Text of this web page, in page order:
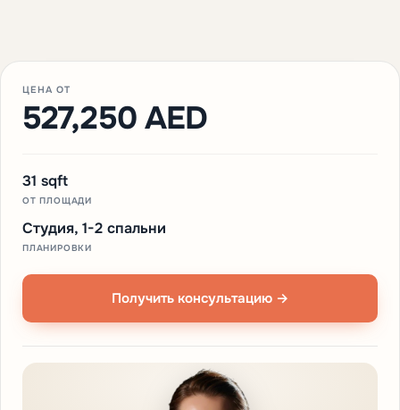
ЦЕНА ОТ
527,250 AED
31 sqft
ОТ ПЛОЩАДИ
Студия, 1-2 спальни
ПЛАНИРОВКИ
Получить консультацию →